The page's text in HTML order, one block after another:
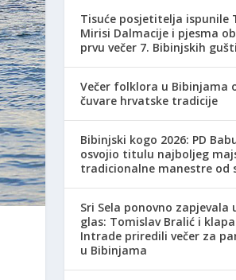
Tisuće posjetitelja ispunile
Mirisi Dalmacije i pjesma
prvu večer 7. Bibinjskih gušti
Večer folklora u Bibinjama
čuvare hrvatske tradicije
Bibinjski kogo 2026: PD
osvojio titulu najboljeg
tradicionalne manestre od
Sri Sela ponovno zapjevala
glas: Tomislav Bralić i klapa
Intrade priredili večer za
u Bibinjama